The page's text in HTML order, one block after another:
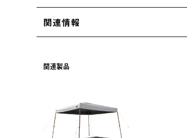
関連情報
関連製品